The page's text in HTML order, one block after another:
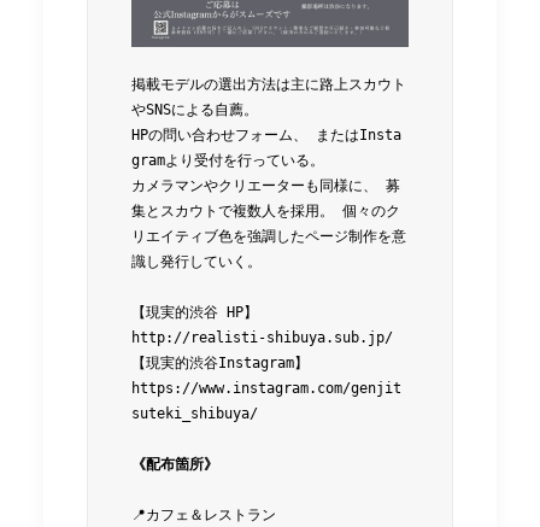
掲載モデルの選出方法は主に路上スカウト
やSNSによる自薦。
HPの問い合わせフォーム、 またはInsta
gramより受付を行っている。
カメラマンやクリエーターも同様に、 募
集とスカウトで複数人を採用。 個々のク
リエイティブ色を強調したページ制作を意
識し発行していく。
【現実的渋谷 HP】
http://realisti-shibuya.sub.jp/
【現実的渋谷Instagram】
https://www.instagram.com/genjit
suteki_shibuya/
📍カフェ＆レストラン